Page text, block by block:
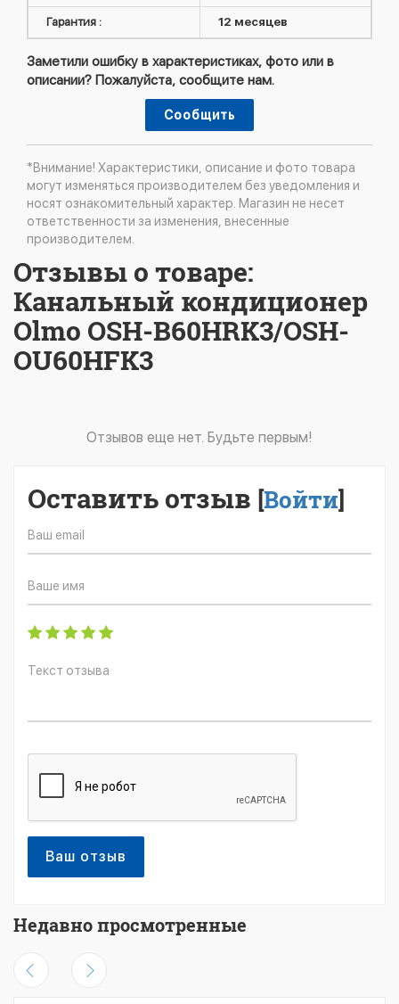
Гарантия : 12 месяцев
Заметили ошибку в характеристиках, фото или в
описании? Пожалуйста, сообщите нам.
Сообщить
*Внимание! Характеристики, описание и фото товара
могут изменяться производителем без уведомления и
носят ознакомительный характер. Магазин не несет
ответственности за изменения, внесенные
производителем.
Отзывы о товаре:
Канальный кондиционер
Olmo OSH-B60HRK3/OSH-
OU60HFK3
Отзывов еще нет. Будьте первым!
Оставить отзыв [Войти]
Ваш отзыв
Недавно просмотренные